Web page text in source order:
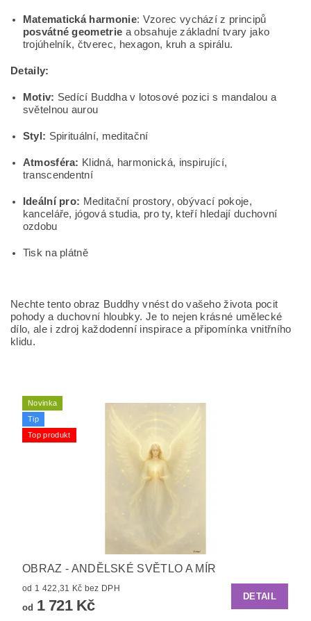
Matematická harmonie: Vzorec vychází z principů
posvátné geometrie a obsahuje základní tvary jako
trojúhelník, čtverec, hexagon, kruh a spirálu.
Detaily:
Motiv: Sedící Buddha v lotosové pozici s mandalou a
světelnou aurou
Styl: Spirituální, meditační
Atmosféra: Klidná, harmonická, inspirující,
transcendentní
Ideální pro: Meditační prostory, obývací pokoje,
kanceláře, jógová studia, pro ty, kteří hledají duchovní
ozdobu
Tisk na plátně
Nechte tento obraz Buddhy vnést do vašeho života pocit
pohody a duchovní hloubky. Je to nejen krásné umělecké
dílo, ale i zdroj každodenní inspirace a připomínka vnitřního
klidu.
Novinka
Tip
Top produkt
OBRAZ - ANDĚLSKÉ SVĚTLO A MÍR
od 1 422,31 Kč bez DPH
od 1 721 Kč
DETAIL